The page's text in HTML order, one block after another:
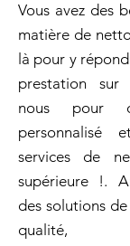
Vous avez des
matière de
là pour y
prestation sur
nous pour
services de
supérieure !.
des solutions
qualité,